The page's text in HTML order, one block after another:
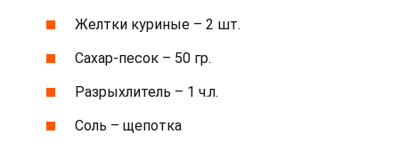
Желтки куриные – 2 шт.
Сахар-песок – 50 гр.
Разрыхлитель – 1 ч.л.
Соль – щепотка